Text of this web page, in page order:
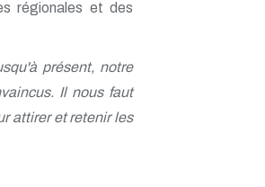
régionales et des
présent, notre
Il nous faut
attirer et retenir les